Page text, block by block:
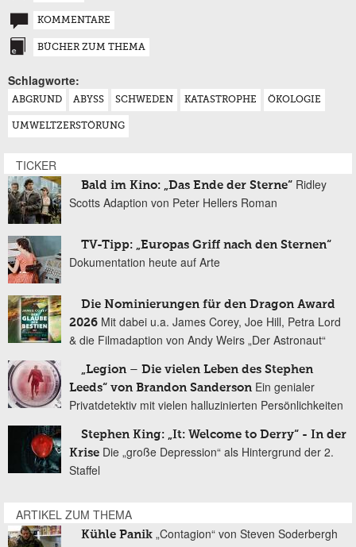
KOMMENTARE
BÜCHER ZUM THEMA
Schlagworte:
ABGRUND ABYSS SCHWEDEN KATASTROPHE ÖKOLOGIE
UMWELTZERSTÖRUNG
TICKER
Bald im Kino: „Das Ende der Sterne“ Ridley
Scotts Adaption von Peter Hellers Roman
TV-Tipp: „Europas Griff nach den Sternen“
Dokumentation heute auf Arte
Die Nominierungen für den Dragon Award
2026 Mit dabei u.a. James Corey, Joe Hill, Petra Lord
& die Filmadaption von Andy Weirs „Der Astronaut“
„Legion – Die vielen Leben des Stephen
Leeds“ von Brandon Sanderson Ein genialer
Privatdetektiv mit vielen halluzinierten Persönlichkeiten
Stephen King: „It: Welcome to Derry“ - In der
Krise Die „große Depression“ als Hintergrund der 2.
Staffel
ARTIKEL ZUM THEMA
Kühle Panik „Contagion“ von Steven Soderbergh